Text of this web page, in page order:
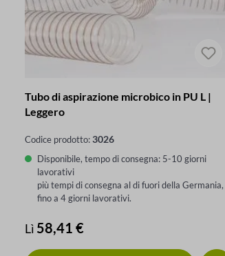
Tubo di aspirazione microbico in PU L |
Leggero
Codice prodotto:3026
Disponibile, tempo di consegna: 5-10 giorni
lavorativi
più tempi di consegna al di fuori della Germania,
fino a 4 giorni lavorativi.
Prezzo normale:
Lì 58,41 €